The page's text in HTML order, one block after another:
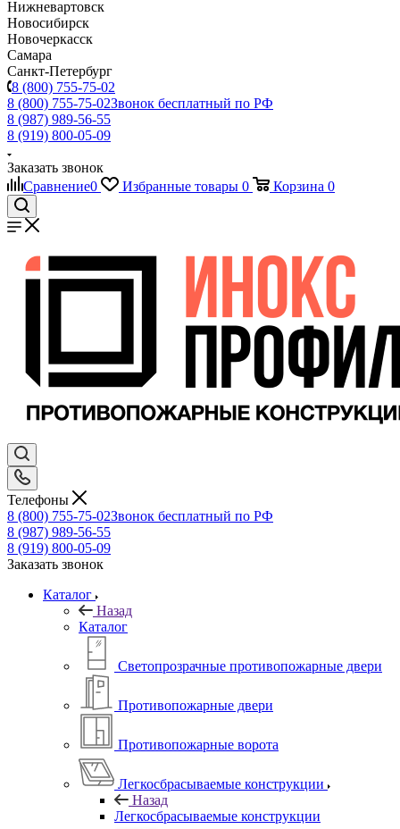
Нижневартовск
Новосибирск
Новочеркасск
Самара
Санкт-Петербург
8 (800) 755-75-02
8 (800) 755-75-02Звонок бесплатный по РФ
8 (987) 989-56-55
8 (919) 800-05-09
Заказать звонок
Сравнение0 Избранные товары 0 Корзина 0
Телефоны
8 (800) 755-75-02Звонок бесплатный по РФ
8 (987) 989-56-55
8 (919) 800-05-09
Заказать звонок
Каталог
Назад
Каталог
Светопрозрачные противопожарные двери
Противопожарные двери
Противопожарные ворота
Легкосбрасываемые конструкции
Назад
Легкосбрасываемые конструкции